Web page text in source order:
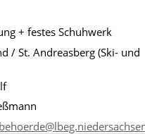
+ festes Schuhwerk
/ St. Andreasberg (Ski- und